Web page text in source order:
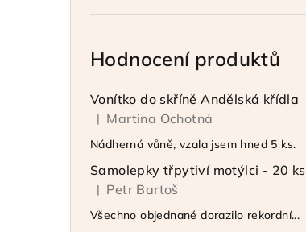
Hodnocení produktů
Vonítko do skříně Andělská křídla
Hodnocení produktu je 5 z 5 hvězdiček.
| Martina Ochotná
Nádherná vůně, vzala jsem hned 5 ks.
Samolepky třpytiví motýlci - 20 ks
Hodnocení produktu je 5 z 5 hvězdiček.
| Petr Bartoš
Všechno objednané dorazilo rekordní...